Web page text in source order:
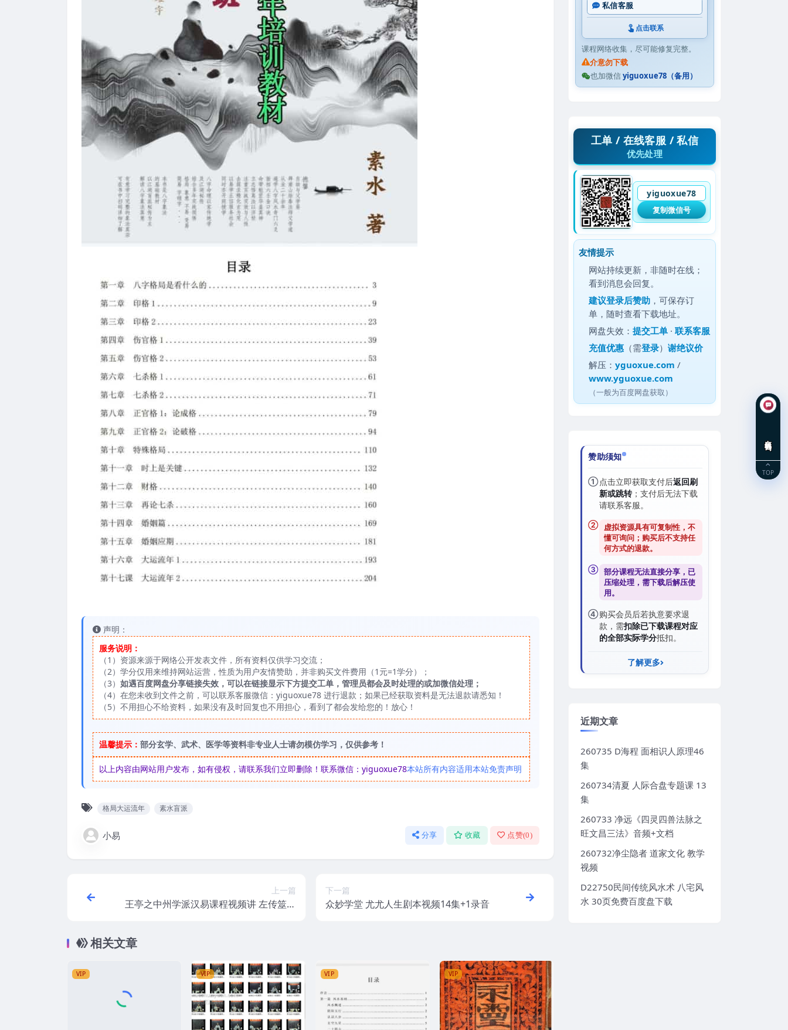
声明：
服务说明：
（1）资源来源于网络公开发表文件，所有资料仅供学习交流；
（2）学分仅用来维持网站运营，性质为用户友情赞助，并非购买文件费用（1元=1学分）；
（3） 如遇百度网盘分享链接失效，可以在链接显示下方提交工单，管理员都会及时处理的或加微信处理；
（4）在您未收到文件之前，可以联系客服微信：yiguoxue78 进行退款；如果已经获取资料是无法退款请悉知！
（5）不用担心不给资料，如果没有及时回复也不用担心，看到了都会发给您的！放心！
温馨提示： 部分玄学、武术、医学等资料非专业人士请勿模仿学习，仅供参考！
以上内容由网站用户发布，如有侵权，请联系我们立即删除！联系微信：yiguoxue78本站所有内容适用本站免责声明
格局大运流年 素水盲派
小易 分享 收藏 点赞(0)
上一篇
王亭之中州学派汉易课程视频讲 左传筮事
下一篇
众妙学堂 尤尤人生剧本视频14集+1录音
相关文章
VIP VIP VIP VIP
私信客服
点击联系
课程网络收集，尽可能修复完整。
介意勿下载
也加微信yiguoxue78（备用）
工单 / 在线客服 / 私信
优先处理
yiguoxue78
复制微信号
友情提示
网站持续更新，非随时在线；
看到消息会回复。
建议登录后赞助 ，可保存订
单，随时查看下载地址。
网盘失效：提交工单 ·联系客服
充值优惠 （需登录）谢绝议价
解压：yguoxue.com /
www.yguoxue.com
（一般为百度网盘获取）
赞助须知
①点击立即获取支付后返回刷
新或跳转；支付后无法下载
请联系客服。
②
虚拟资源具有可复制性，不
懂可询问；购买后不支持任
何方式的退款。
③ 部分课程无法直接分享，已
压缩处理，需下载后解压使
用。
④购买会员后若执意要求退
款，需扣除已下载课程对应
的全部实际学分抵扣。
了解更多
近期文章
260735 D海程 面相识人原理46
集
260734清夏 人际合盘专题课 13
集
260733 净远《四灵四兽法脉之
旺文昌三法》音频+文档
260732净尘隐者 道家文化 教学
视频
D22750民间传统风水术 八宅风
水 30页免费百度盘下载
TOP